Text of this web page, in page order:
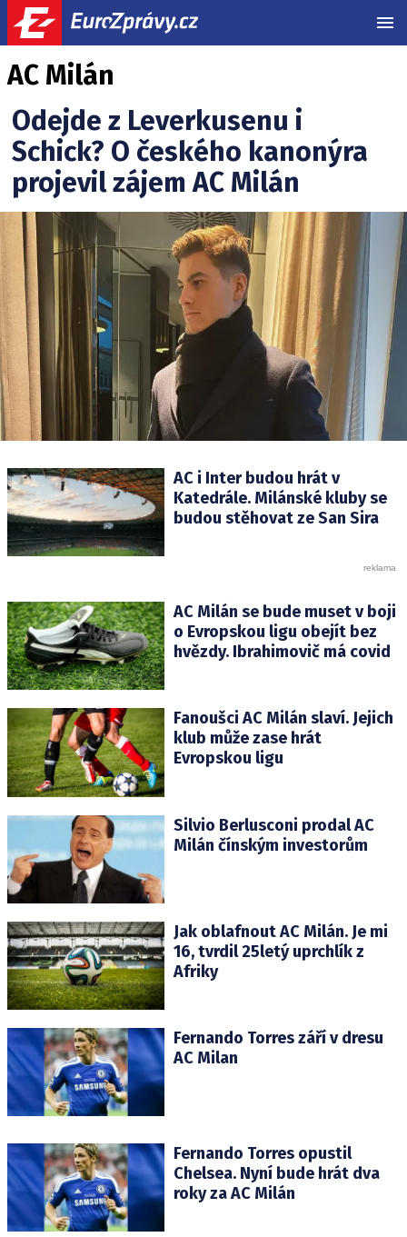
AC Milán
Odejde z Leverkusenu i
Schick? O českého kanonýra
projevil zájem AC Milán
AC i Inter budou hrát v
Katedrále. Milánské kluby se
budou stěhovat ze San Sira
AC Milán se bude muset v boji
o Evropskou ligu obejít bez
hvězdy. Ibrahimovič má covid
Fanoušci AC Milán slaví. Jejich
klub může zase hrát
Evropskou ligu
Silvio Berlusconi prodal AC
Milán čínským investorům
Jak oblafnout AC Milán. Je mi
16, tvrdil 25letý uprchlík z
Afriky
Fernando Torres září v dresu
AC Milan
Fernando Torres opustil
Chelsea. Nyní bude hrát dva
roky za AC Milán